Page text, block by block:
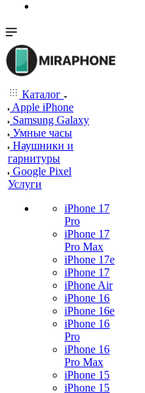
Каталог
Apple iPhone
Samsung Galaxy
Умные часы
Наушники и
гарнитуры
Google Pixel
Услуги
iPhone 17
Pro
iPhone 17
Pro Max
iPhone 17e
iPhone 17
iPhone Air
iPhone 16
iPhone 16e
iPhone 16
Pro
iPhone 16
Pro Max
iPhone 15
iPhone 15